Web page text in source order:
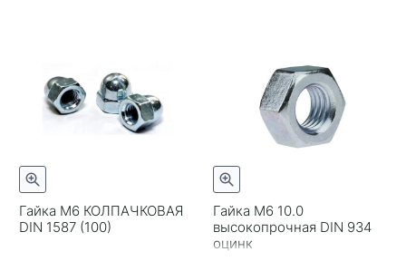
Гайка М6 КОЛПАЧКОВАЯ
DIN 1587 (100)
Гайка М6 10.0
высокопрочная DIN 934
оцинк